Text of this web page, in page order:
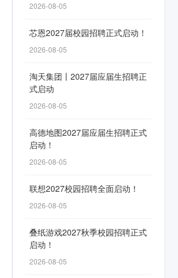
2026-08-05
芯恩2027届校园招聘正式启动！
2026-08-05
淘天集团丨2027届应届生招聘正
式启动
2026-08-05
高德地图2027届应届生招聘正式
启动！
2026-08-05
联想2027校园招聘全面启动！
2026-08-05
叠纸游戏2027秋季校园招聘正式
启动！
2026-08-05